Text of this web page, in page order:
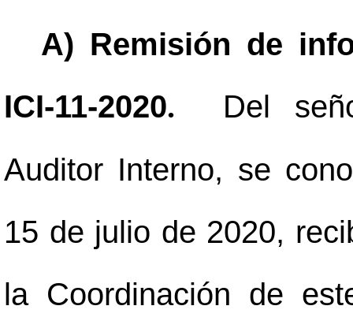
A) Remisión de
ICI-11-2020. Del
Auditor Interno, se
15 de julio de 2020,
la Coordinación de